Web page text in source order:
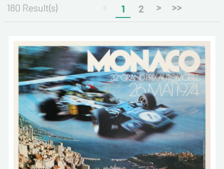
180 Result(s) 1 2 > >>